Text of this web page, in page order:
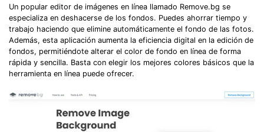
Un popular editor de imágenes en línea llamado Remove.bg se
especializa en deshacerse de los fondos. Puedes ahorrar tiempo y
trabajo haciendo que elimine automáticamente el fondo de las fotos.
Además, esta aplicación aumenta la eficiencia digital en la edición de
fondos, permitiéndote alterar el color de fondo en línea de forma
rápida y sencilla. Basta con elegir los mejores colores básicos que la
herramienta en línea puede ofrecer.